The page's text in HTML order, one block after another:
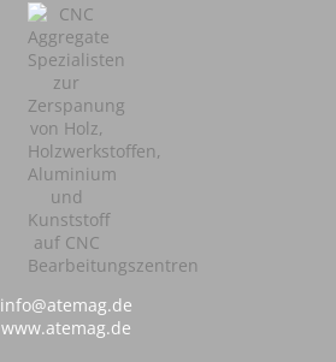
info@atemag.de
www.atemag.de